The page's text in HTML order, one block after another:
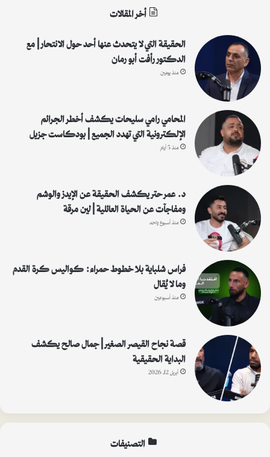
أخر المقالات
الحقيقة التي لا يتحدث عنها أحد حول الانتحار | مع
الدكتور رأفت أبو رمان
منذ يومين
المحامي رامي سليحات يكشف أخطر الجرائم
الإلكترونية التي تهدد الجميع | بودكاست جزيل
منذ 5 أيام
د. عمر حتر يكشف الحقيقة عن الإيدز والوشم
ومفاجآت عن الحياة العائلية | لين مرقة
منذ أسبوع واحد
فراس شلباية بلا خطوط حمراء: كواليس كرة القدم
وما لا يُقال
منذ أسبوعين
قصة نجاح القيصر الصغير | جمال صالح يكشف
البداية الحقيقية
أبريل 12, 2026
التصنيفات